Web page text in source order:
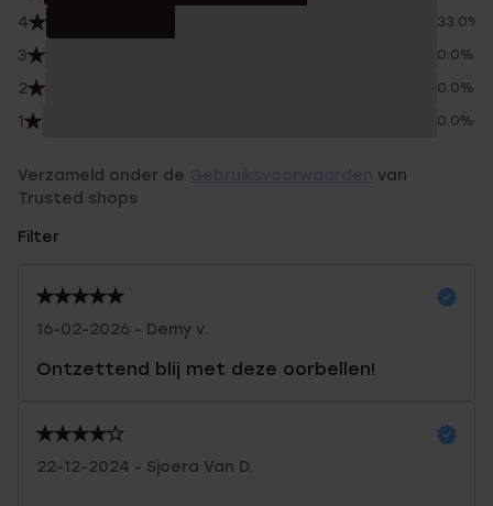
4 33.0%
3 0.0%
2 0.0%
1 0.0%
Verzameld onder de
van
Trusted shops
Filter
16-02-2026 - Demy v.
Ontzettend blij met deze oorbellen!
22-12-2024 - Sjoera Van D.